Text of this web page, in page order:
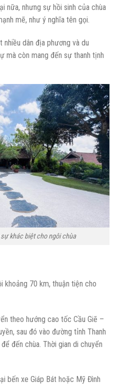
nữa, nhưng sự hồi sinh của chùa
mẽ, như ý nghĩa tên gọi.
dân địa phương và du
mà còn mang đến sự thanh tịnh
khác biệt cho ngôi chùa
khoảng 70 km, thuận tiện cho
theo hướng cao tốc Cầu Giẽ –
sau đó vào đường tỉnh Thanh
đến chùa. Thời gian di chuyển
bến xe Giáp Bát hoặc Mỹ Đình